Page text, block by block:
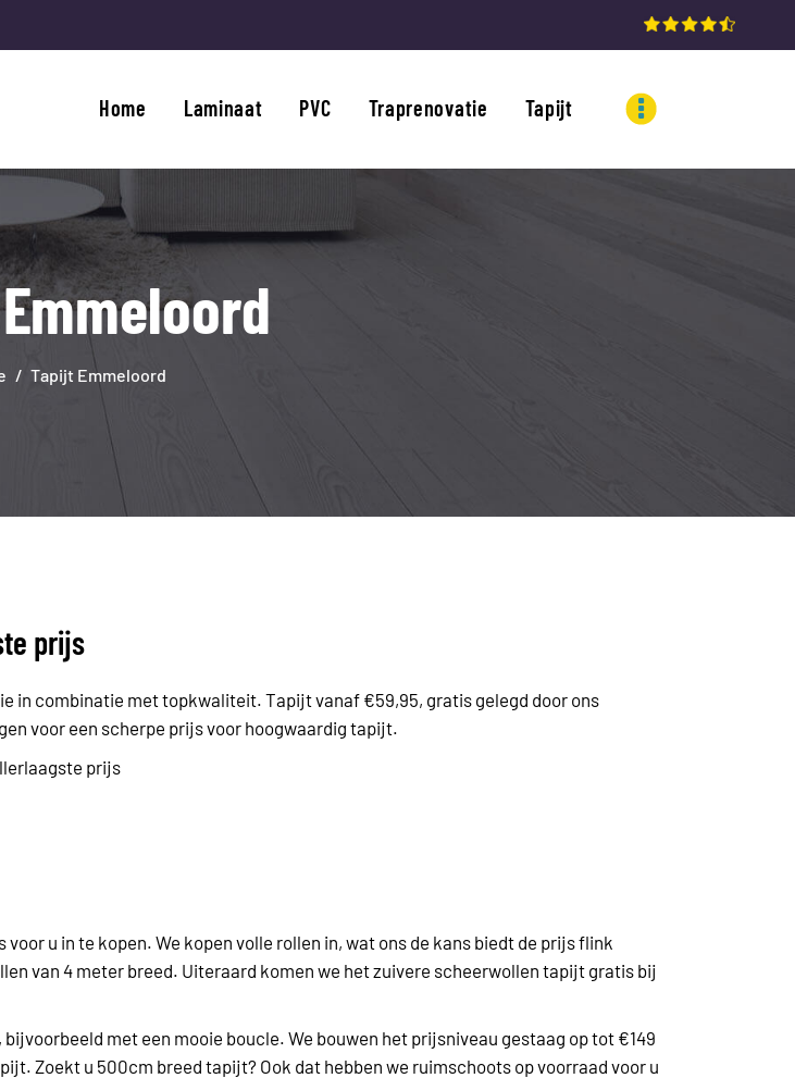
Home Laminaat PVC Traprenovatie Tapijt
Tapijt Emmeloord
prijs
in combinatie met topkwaliteit. Tapijt vanaf €59,95, gratis gelegd door ons
voor een scherpe prijs voor hoogwaardig tapijt.
prijs
voor u in te kopen. We kopen volle rollen in, wat ons de kans biedt de prijs flink
van 4 meter breed. Uiteraard komen we het zuivere scheerwollen tapijt gratis bij
met een mooie boucle. We bouwen het prijsniveau gestaag op tot €149
Zoekt u 500cm breed tapijt? Ook dat hebben we ruimschoots op voorraad voor u